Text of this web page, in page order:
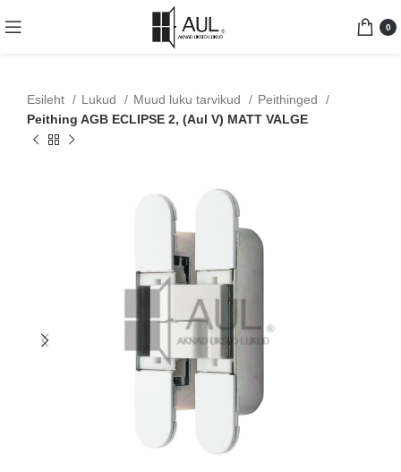
0
Esileht Lukud Muud luku tarvikud
Peithinged
Peithing AGB ECLIPSE 2, (Aul V) MATT VALGE